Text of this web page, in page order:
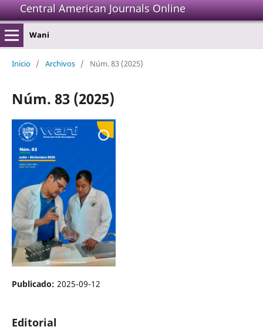
Central American Journals Online
Wani
Inicio / Archivos / Núm. 83 (2025)
Núm. 83 (2025)
Publicado: 2025-09-12
Editorial